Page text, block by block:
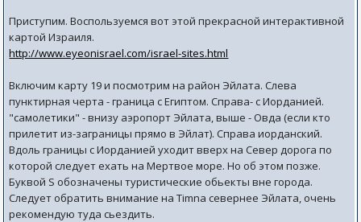
Приступим. Воспользуемся вот этой прекрасной интерактивной
картой Израиля.
http://www.eyeonisrael.com/israel-sites.html
Включим карту 19 и посмотрим на район Эйлата. Слева
пунктирная черта - граница с Египтом. Справа- с Иорданией.
"самолетики" - внизу аэропорт Эйлата, выше - Овда (если кто
прилетит из-заграницы прямо в Эйлат). Справа иорданский.
Вдоль границы с Иорданией уходит вверх на Север дорога по
которой следует ехать на Мертвое море. Но об этом позже.
Буквой S обозначены туристические обьекты вне города.
Следует обратить внимание на Timna севернее Эйлата, очень
рекомендую туда сьездить.